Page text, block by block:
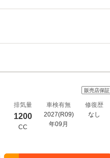
販売店保証
排気量
1200
CC
車検有無
2027(R09)
年09月
修復歴
なし